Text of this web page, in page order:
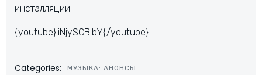
инсталляции.
{youtube}IiNjySCBlbY{/youtube}
Categories: МУЗЫКА: АНОНСЫ